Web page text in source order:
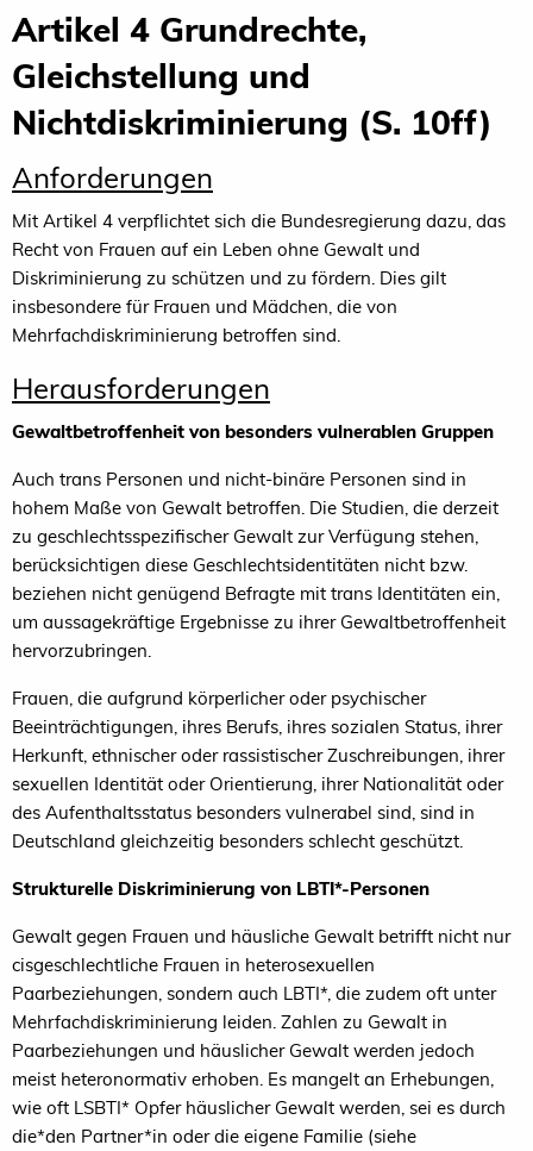
Artikel 4 Grundrechte,
Gleichstellung und
Nichtdiskriminierung (S. 10ff)
Anforderungen
Mit Artikel 4 verpflichtet sich die Bundesregierung dazu, das
Recht von Frauen auf ein Leben ohne Gewalt und
Diskriminierung zu schützen und zu fördern. Dies gilt
insbesondere für Frauen und Mädchen, die von
Mehrfachdiskriminierung betroffen sind.
Herausforderungen
Gewaltbetroffenheit von besonders vulnerablen Gruppen
Auch trans Personen und nicht-binäre Personen sind in
hohem Maße von Gewalt betroffen. Die Studien, die derzeit
zu geschlechtsspezifischer Gewalt zur Verfügung stehen,
berücksichtigen diese Geschlechtsidentitäten nicht bzw.
beziehen nicht genügend Befragte mit trans Identitäten ein,
um aussagekräftige Ergebnisse zu ihrer Gewaltbetroffenheit
hervorzubringen.
Frauen, die aufgrund körperlicher oder psychischer
Beeinträchtigungen, ihres Berufs, ihres sozialen Status, ihrer
Herkunft, ethnischer oder rassistischer Zuschreibungen, ihrer
sexuellen Identität oder Orientierung, ihrer Nationalität oder
des Aufenthaltsstatus besonders vulnerabel sind, sind in
Deutschland gleichzeitig besonders schlecht geschützt.
Strukturelle Diskriminierung von LBTI*-Personen
Gewalt gegen Frauen und häusliche Gewalt betrifft nicht nur
cisgeschlechtliche Frauen in heterosexuellen
Paarbeziehungen, sondern auch LBTI*, die zudem oft unter
Mehrfachdiskriminierung leiden. Zahlen zu Gewalt in
Paarbeziehungen und häuslicher Gewalt werden jedoch
meist heteronormativ erhoben. Es mangelt an Erhebungen,
wie oft LSBTI* Opfer häuslicher Gewalt werden, sei es durch
die*den Partner*in oder die eigene Familie (siehe